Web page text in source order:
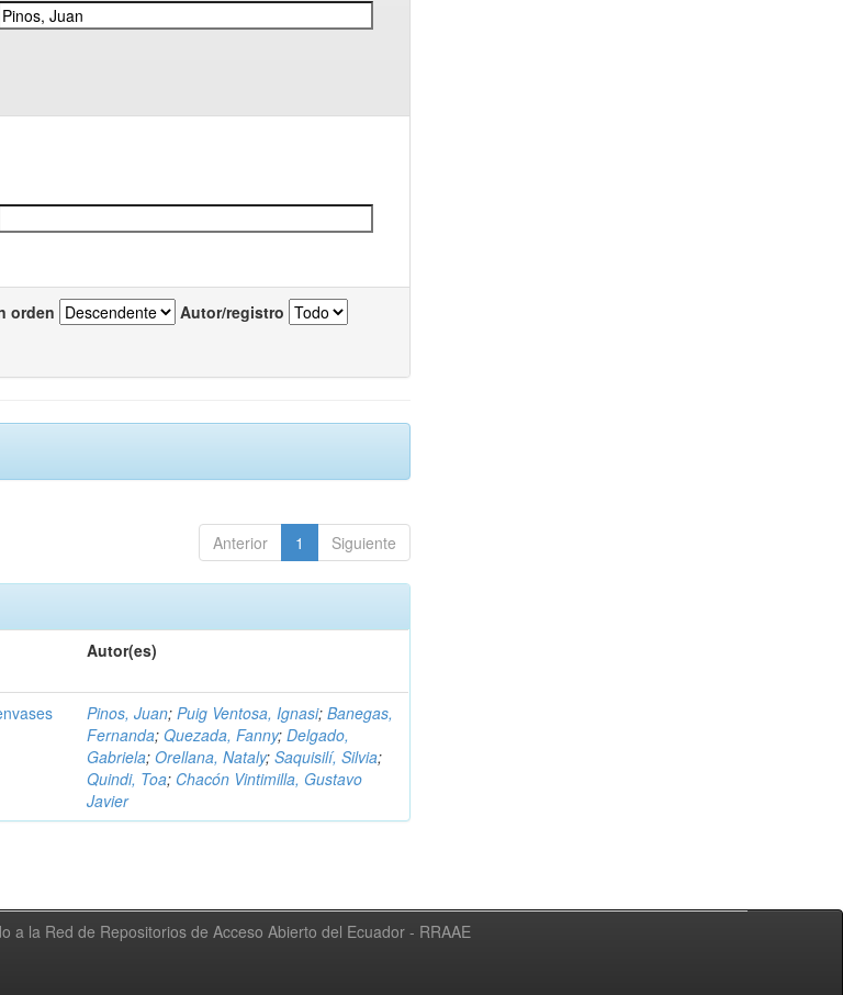
orden Autor/registro
Anterior 1 Siguiente
Autor(es)
Pinos, Juan;Puig Ventosa, Ignasi;Banegas,
Fernanda;Quezada, Fanny;Delgado,
Gabriela;Orellana, Nataly;Saquisilí, Silvia;
Quindi, Toa; Chacón Vintimilla, Gustavo
Javier
a la Red de Repositorios de Acceso Abierto del Ecuador - RRAAE